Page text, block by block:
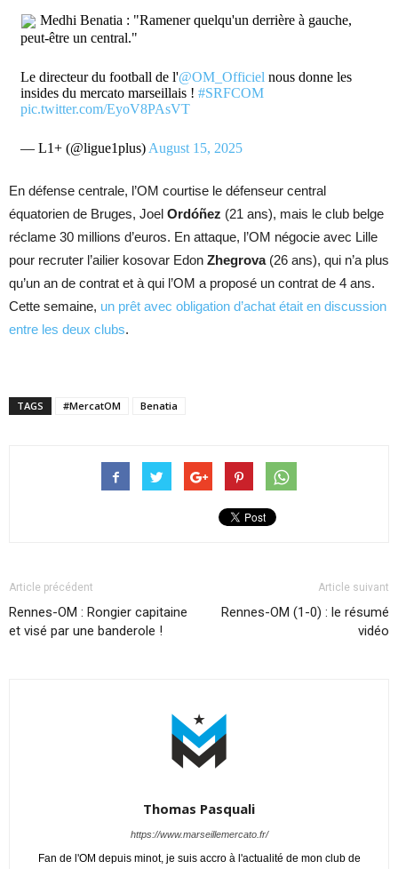
Medhi Benatia : "Ramener quelqu'un derrière à gauche,
peut-être un central."
Le directeur du football de l'@OM_Officiel nous donne les
insides du mercato marseillais ! #SRFCOM
pic.twitter.com/EyoV8PAsVT
— L1+ (@ligue1plus) August 15, 2025
En défense centrale, l’OM courtise le défenseur central
équatorien de Bruges, Joel Ordóñez (21 ans), mais le club belge
réclame 30 millions d’euros. En attaque, l’OM négocie avec Lille
pour recruter l’ailier kosovar Edon Zhegrova (26 ans), qui n’a plus
qu’un an de contrat et à qui l’OM a proposé un contrat de 4 ans.
Cette semaine, un prêt avec obligation d’achat était en discussion
entre les deux clubs.
TAGS #MercatOM Benatia
Article précédent
Rennes-OM : Rongier capitaine
et visé par une banderole !
Article suivant
Rennes-OM (1-0) : le résumé
vidéo
Thomas Pasquali
https://www.marseillemercato.fr/
Fan de l'OM depuis minot, je suis accro à l'actualité de mon club de